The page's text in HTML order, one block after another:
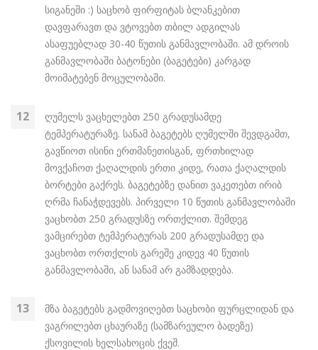
სიგანეში :) საცხობ ფირფიტას ბლანკებით
დავფარავთ და ვტოვებთ თბილ ადგილას
ასაფუებლად 30-40 წუთის განმავლობაში. ამ დროის
განმავლობაში ბატონები (ბაგეტები) კარგად
მოიმატებენ მოცულობაში.
ღუმელს ვაცხელებთ 250 გრადუსამდე
ტემპერატურაზე. სანამ ბაგეტებს ღუმელში შევდგამთ,
გავწიოთ ისინი ერთმანეთისგან, ფრთხილად
მოვქაჩოთ ქაღალდის ერთი კიდე, რათა ქაღალდის
ბორტები გაქრეს. ბაგეტებზე დანით ვაკეთებთ ირიბ
ღრმა ჩანაჭდევებს. პირველი 10 წუთის განმავლობაში
ვაცხობთ 250 გრადუსზე ორთქლით. შემდეგ
ვამცირებთ ტემპერატურას 200 გრადუსამდე და
ვაცხობთ ორთქლის გარეშე კიდევ 40 წუთის
განმავლობაში, ან სანამ არ გამზადდება.
მზა ბაგეტებს გადმოვიღებთ საცხობი ფურცლიდან და
ვაგრილებთ ცხაურაზე (სამზარეულო ბადეზე)
ქსოვილის ხელსახოცის ქვეშ.